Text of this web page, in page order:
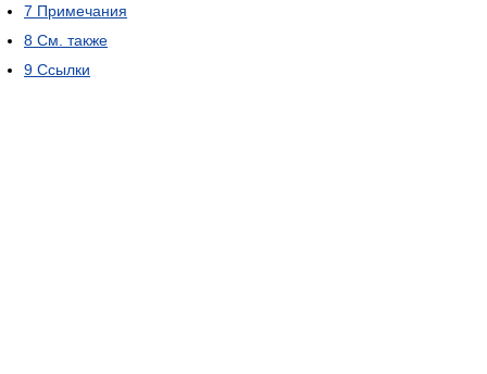
7 Примечания
8 См. также
9 Ссылки